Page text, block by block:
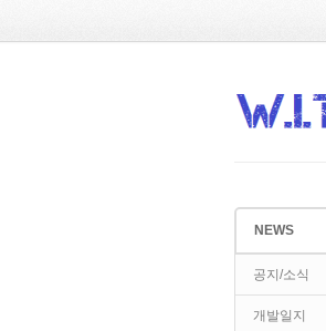
NEWS
공지/소식
개발일지
Sketchbook5, 스케
Sketchbook5, 스케
Sketchbook5, 스케
Sketchbook5, 스케